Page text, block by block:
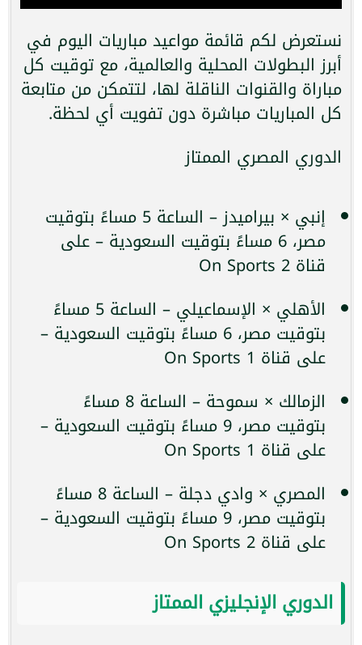
نستعرض لكم قائمة مواعيد مباريات اليوم في
أبرز البطولات المحلية والعالمية، مع توقيت كل
مباراة والقنوات الناقلة لها، لتتمكن من متابعة
كل المباريات مباشرة دون تفويت أي لحظة.
الدوري المصري الممتاز
إنبي × بيراميدز – الساعة 5 مساءً بتوقيت
مصر، 6 مساءً بتوقيت السعودية – على
قناة On Sports 2
الأهلي × الإسماعيلي – الساعة 5 مساءً
بتوقيت مصر، 6 مساءً بتوقيت السعودية –
على قناة On Sports 1
الزمالك × سموحة – الساعة 8 مساءً
بتوقيت مصر، 9 مساءً بتوقيت السعودية –
على قناة On Sports 1
المصري × وادي دجلة – الساعة 8 مساءً
بتوقيت مصر، 9 مساءً بتوقيت السعودية –
على قناة On Sports 2
الدوري الإنجليزي الممتاز